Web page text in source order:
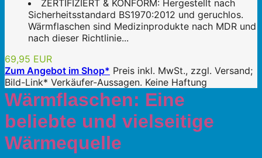
ZERTIFIZIERT & KONFORM: Hergestellt nach
Sicherheitsstandard BS1970:2012 und geruchlos.
Wärmflaschen sind Medizinprodukte nach MDR und
nach dieser Richtlinie...
69,95 EUR
Zum Angebot im Shop* Preis inkl. MwSt., zzgl. Versand;
Bild-Link* Verkäufer-Aussagen. Keine Haftung
Wärmflaschen: Eine
beliebte und vielseitige
Wärmequelle